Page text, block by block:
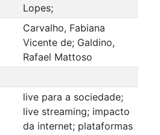
Lopes;
Carvalho, Fabiana
Vicente de; Galdino,
Rafael Mattoso
live para a sociedade;
live streaming; impacto
da internet; plataformas